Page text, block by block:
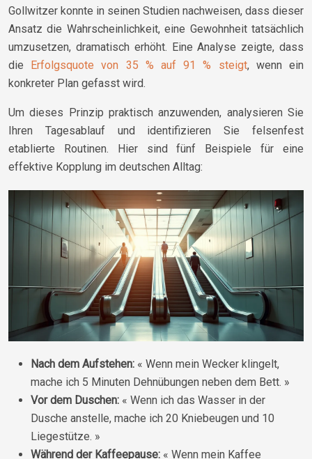
Gollwitzer konnte in seinen Studien nachweisen, dass dieser
Ansatz die Wahrscheinlichkeit, eine Gewohnheit tatsächlich
umzusetzen, dramatisch erhöht. Eine Analyse zeigte, dass
die Erfolgsquote von 35 % auf 91 % steigt, wenn ein
konkreter Plan gefasst wird.
Um dieses Prinzip praktisch anzuwenden, analysieren Sie
Ihren Tagesablauf und identifizieren Sie felsenfest
etablierte Routinen. Hier sind fünf Beispiele für eine
effektive Kopplung im deutschen Alltag:
Nach dem Aufstehen: « Wenn mein Wecker klingelt,
mache ich 5 Minuten Dehnübungen neben dem Bett. »
Vor dem Duschen: « Wenn ich das Wasser in der
Dusche anstelle, mache ich 20 Kniebeugen und 10
Liegestütze. »
Während der Kaffeepause: « Wenn mein Kaffee